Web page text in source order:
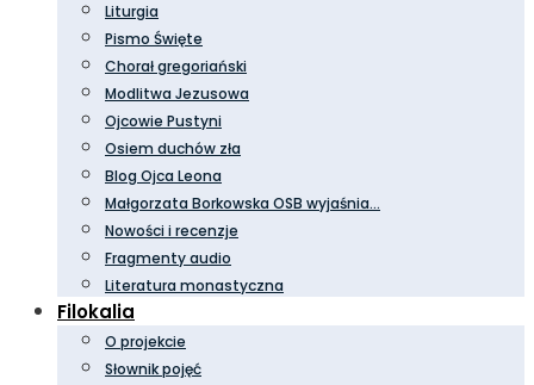
Liturgia
Pismo Święte
Chorał gregoriański
Modlitwa Jezusowa
Ojcowie Pustyni
Osiem duchów zła
Blog Ojca Leona
Małgorzata Borkowska OSB wyjaśnia…
Nowości i recenzje
Fragmenty audio
Literatura monastyczna
Filokalia
O projekcie
Słownik pojęć